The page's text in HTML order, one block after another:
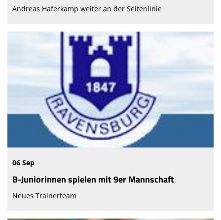
Andreas Haferkamp weiter an der Seitenlinie
06 Sep
B-Juniorinnen spielen mit 9er Mannschaft
Neues Trainerteam